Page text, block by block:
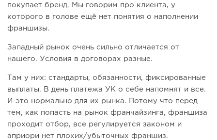
покупает бренд. Мы говорим про клиента, у
которого в голове ещё нет понятия о наполнении
франшизы.
Западный рынок очень сильно отличается от
нашего. Условия в договорах разные.
Там у них: стандарты, обязанности, фиксированные
выплаты. В день платежа УК о себе напомнят и все.
И это нормально для их рынка. Потому что перед
тем, как попасть на рынок франчайзинга, франшиза
проходит отбор, все регулируется законом и
априори нет плохих/убыточных франшиз.